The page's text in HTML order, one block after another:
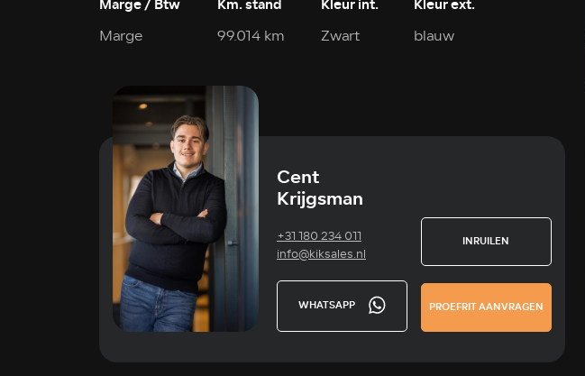
Marge / Btw
Marge
Km. stand
99.014 km
Kleur int.
Zwart
Kleur ext.
blauw
Cent
Krijgsman
+31 180 234 011
info@kiksales.nl
WHATSAPP
INRUILEN
PROEFRIT AANVRAGEN